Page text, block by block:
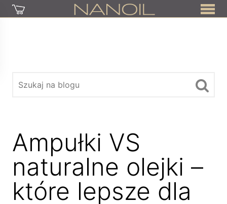
Ampułki VS
naturalne olejki –
które lepsze dla